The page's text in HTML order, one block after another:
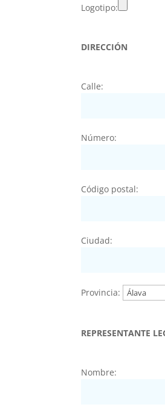
Logotipo:
DIRECCIÓN
Calle:
Número:
Código postal:
Ciudad:
Provincia:
REPRESENTANTE
Nombre: